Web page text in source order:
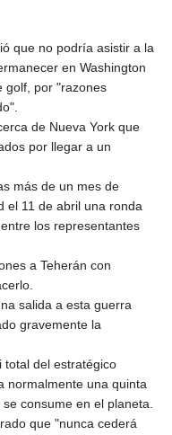
que no podría asistir a la
en Washington
golf, por "razones
de Nueva York que
por llegar a un
más de un mes de
el 11 de abril una ronda
los representantes
a Teherán con
salida a esta guerra
gravemente la
total del estratégico
normalmente una quinta
consume en el planeta.
que "nunca cederá